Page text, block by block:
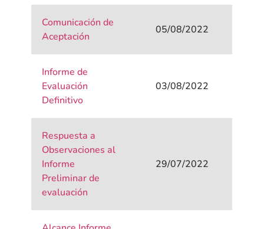
Comunicación de
Aceptación
05/08/2022
Informe de
Evaluación
Definitivo
03/08/2022
Respuesta a
Observaciones al
Informe
Preliminar de
evaluación
29/07/2022